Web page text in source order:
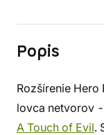
Popis
Rozšírenie
lovca netvorov
A Touch of Evil.